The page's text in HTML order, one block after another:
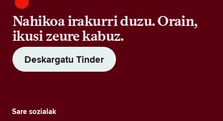
Nahikoa irakurri duzu. Orain,
ikusi zeure kabuz.
Deskargatu Tinder
Sare sozialak